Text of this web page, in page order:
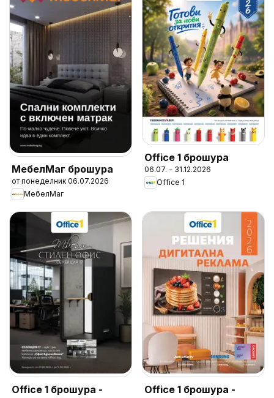
МебелМаг брошура
от понеделник 06.07.2026
МебелМаг
Office 1 брошура
06.07. - 31.12.2026
Office 1
Office 1 брошура - Office 1 брошура -